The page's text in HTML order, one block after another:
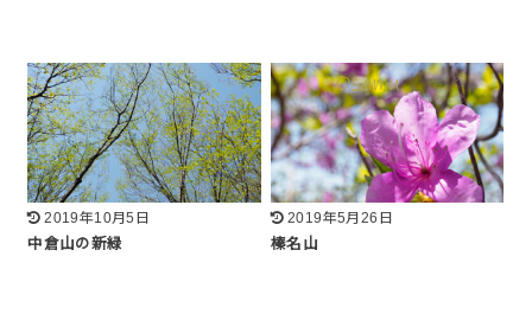
2019年10月5日
中倉山の新緑
2019年5月26日
榛名山